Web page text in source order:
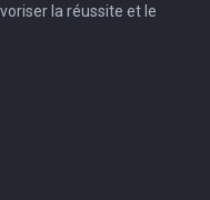
la réussite et le